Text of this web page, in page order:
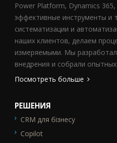
Power Platform, Dynamics
эффективные инструменты и
систематизации и
наших клиентов, делаем
измеряемыми. Мы
внедрения и собрали
Посмотреть больше
РЕШЕНИЯ
SEO_FTR1
CRM для бізнесу
Copilot